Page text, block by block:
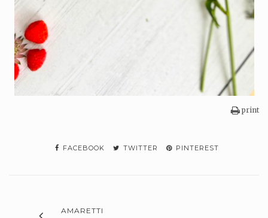
print
FACEBOOK TWITTER PINTEREST
AMARETTI